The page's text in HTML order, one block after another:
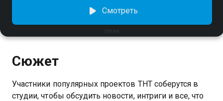
Сетка
Смотреть
Сюжет
Участники популярных проектов ТНТ соберутся в
студии, чтобы обсудить новости, интриги и все, что